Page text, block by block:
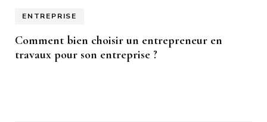
ENTREPRISE
Comment bien choisir un entrepreneur en
travaux pour son entreprise ?